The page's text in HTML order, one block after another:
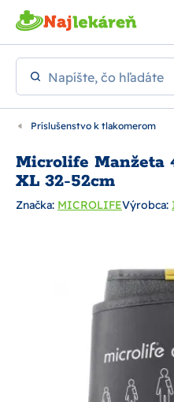
Preskočiť na hlavný obsah
Napíšte, čo hľadáte
Príslušenstvo k tlakomerom
Microlife Manžeta
XL 32-52cm
Značka: MICROLIFEVýrobca: